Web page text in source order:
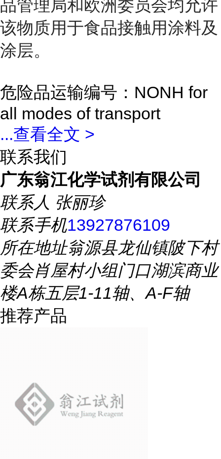
品管理局和欧洲委员会均允许
该物质用于食品接触用涂料及
涂层。
危险品运输编号：NONH for
all modes of transport
...查看全文 >
联系我们
广东翁江化学试剂有限公司
联系人 张丽珍
联系手机13927876109
所在地址翁源县龙仙镇陂下村
委会肖屋村小组门口湖滨商业
楼A栋五层1-11轴、A-F轴
推荐产品